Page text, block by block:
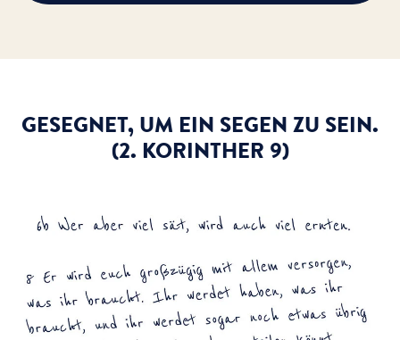
GESEGNET, UM EIN SEGEN ZU SEIN.
(2. KORINTHER 9)